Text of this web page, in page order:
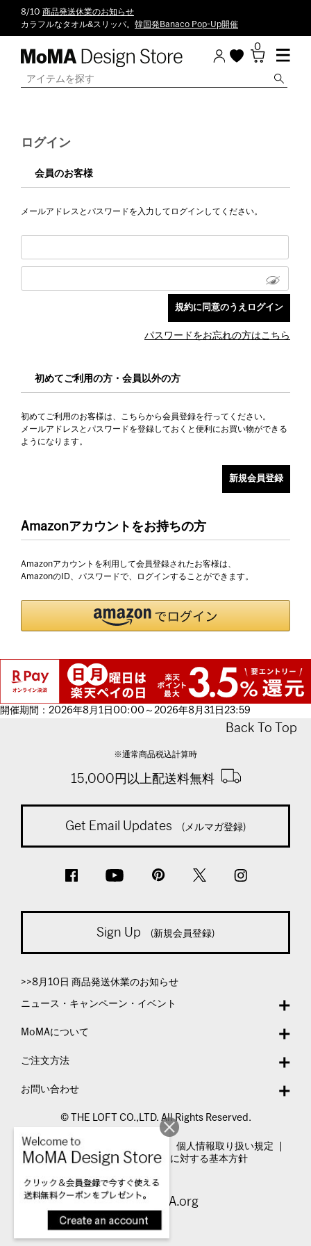
8/10 商品発送休業のお知らせ
カラフルなタオル&スリッパ。 韓国発Banaco Pop-Up開催
0
ログイン
会員のお客様
メールアドレスとパスワードを入力してログインしてください。
パスワードをお忘れの方はこちら
初めてご利用の方・会員以外の方
初めてご利用のお客様は、こちらから会員登録を行ってください。
メールアドレスとパスワードを登録しておくと便利にお買い物ができる
ようになります。
Amazonアカウントをお持ちの方
Amazonアカウントを利用して会員登録されたお客様は、
AmazonのID、パスワードで、ログインすることができます。
開催期間：2026年8月1日00:00～2026年8月31日23:59
Back To Top
※通常商品税込計算時
15,000円以上配送料無料
Get Email Updates (メルマガ登録)
Sign Up (新規会員登録)
>>8月10日 商品発送休業のお知らせ
ニュース・キャンペーン・イベント
MoMAについて
ご注文方法
お問い合わせ
© THE LOFT CO.,LTD. All Rights Reserved.
特定商取引法表示
個人情報取り扱い規定
カスタマーハラスメントに対する基本方針
Visit MoMA.org